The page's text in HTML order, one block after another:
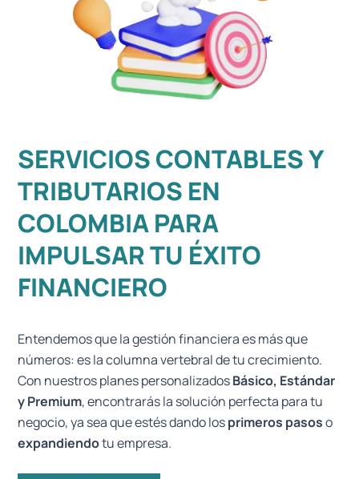
SERVICIOS CONTABLES Y
TRIBUTARIOS EN
COLOMBIA PARA
IMPULSAR TU ÉXITO
FINANCIERO
Entendemos que la gestión financiera es más que
números: es la columna vertebral de tu crecimiento.
Con nuestros planes personalizadosBásico, Estándar
y Premium, encontrarás la solución perfecta para tu
negocio, ya sea que estés dando losprimeros pasoso
expandiendotu empresa.